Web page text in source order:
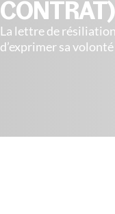
CONTRAT)
La lettre de
d’exprimer sa